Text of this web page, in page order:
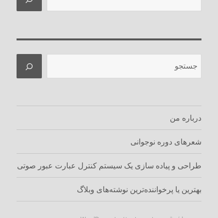
درباره من
شعرهای دوره نوجوانی
طراحی و پیاده سازی یک سیستم کنترل عبارت عبور صوتی
بهترین یا پرخواننده‌ترین نوشته‌های وبلاگ‌